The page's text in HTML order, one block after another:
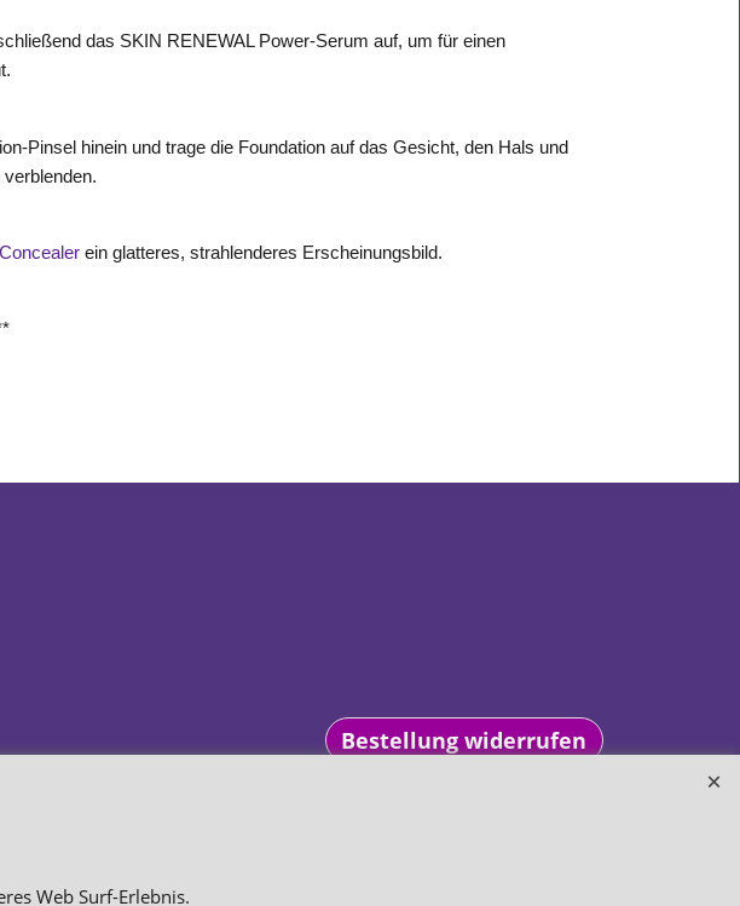
das SKIN RENEWAL Power-Serum auf, um für einen
Pinsel hinein und trage die Foundation auf das Gesicht, den Hals und
ein glatteres, strahlenderes Erscheinungsbild.
Bestellung widerrufen
Web Surf-Erlebnis.